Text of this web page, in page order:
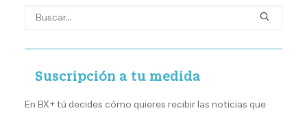
Suscripción a tu medida
En BX+ tú decides cómo quieres recibir las noticias que